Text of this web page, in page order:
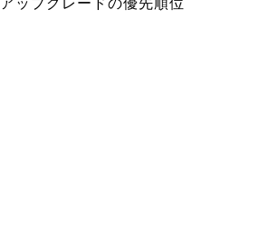
アップグレードの優先順位